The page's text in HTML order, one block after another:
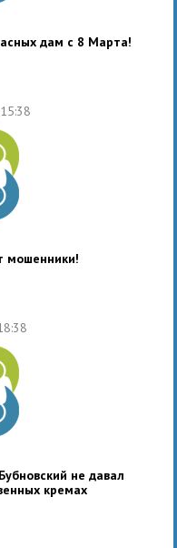
дам с 8 Марта!
мошенники!
не давал
кремах